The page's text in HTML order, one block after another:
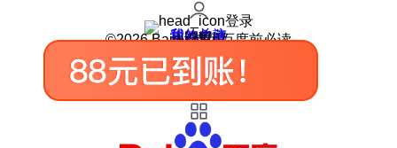
登录
我的关注
我的收藏
皮肤中心
用户反馈
设置
©2026 Baidu 使用百度前必读